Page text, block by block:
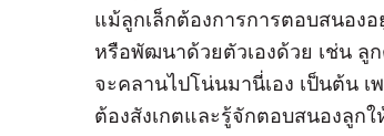
แม้ลูกเล็กต้องการการตอบสนอง
หรือพัฒนาด้วยตัวเองด้วย เช่น ลูก
จะคลานไปโน่นมานี่เอง เป็นต้น
ต้องสังเกตและรู้จักตอบสนองลูก